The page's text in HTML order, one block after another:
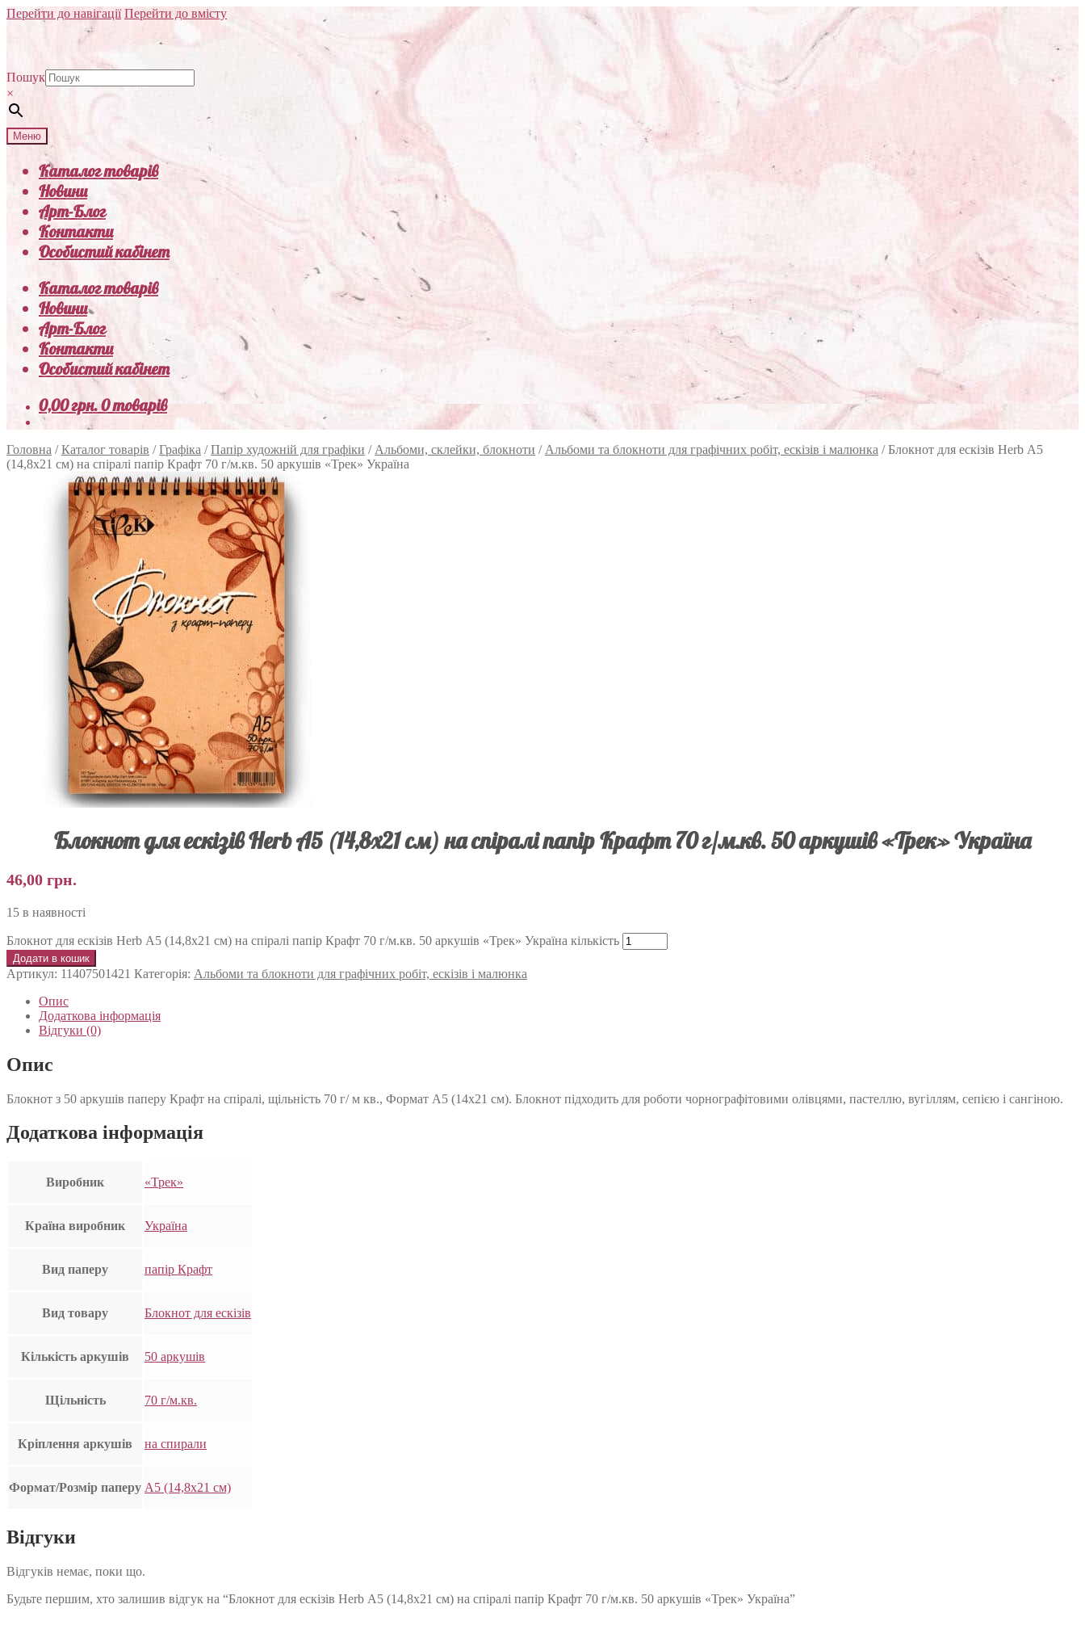
Перейти до навігації Перейти до вмісту
Пошук
×
Меню
Каталог товарів
Новини
Арт-Блог
Контакти
Особистий кабінет
Каталог товарів
Новини
Арт-Блог
Контакти
Особистий кабінет
0,00грн.0 товарів
Головна /Каталог товарів /Графіка /Папір художній для графіки / Альбоми, склейки, блокноти / Альбоми та блокноти для графічних робіт, ескізів і малюнка /Блокнот для ескізів Herb А5
(14,8х21 см) на спіралі папір Крафт 70 г/м.кв. 50 аркушів «Трек» Україна
Блокнот для ескізів Herb А5 (14,8х21 см) на спіралі папір Крафт 70 г/м.кв. 50 аркушів «Трек» Україна
46,00 грн.
15 в наявності
Блокнот для ескізів Herb А5 (14,8х21 см) на спіралі папір Крафт 70 г/м.кв. 50 аркушів «Трек» Україна кількість
Додати в кошик
Артикул: 11407501421 Категорія: Альбоми та блокноти для графічних робіт, ескізів і малюнка
Опис
Додаткова інформація
Відгуки (0)
Опис
Блокнот з 50 аркушів паперу Крафт на спіралі, щільність 70 г/ м кв., Формат А5 (14х21 см). Блокнот підходить для роботи чорнографітовими олівцями, пастеллю, вугіллям, сепією і сангіною.
Додаткова інформація
Виробник «Трек»
Країна виробник Україна
Вид паперу папір Крафт
Вид товару Блокнот для ескізів
Кількість аркушів 50 аркушів
Щільність 70 г/м.кв.
Кріплення аркушів на спирали
Формат/Розмір паперу А5 (14,8х21 см)
Відгуки
Відгуків немає, поки що.
Будьте першим, хто залишив відгук на “Блокнот для ескізів Herb А5 (14,8х21 см) на спіралі папір Крафт 70 г/м.кв. 50 аркушів «Трек» Україна”